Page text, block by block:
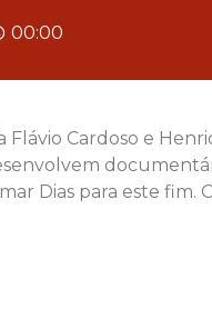
00:00
Cardoso e
Dias para este fim.